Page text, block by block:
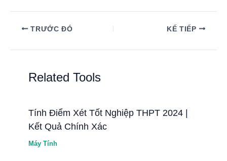
TRƯỚC ĐÓ KẾ TIẾP
Related Tools
Tính Điểm Xét Tốt Nghiệp THPT 2024 |
Kết Quả Chính Xác
Máy Tính